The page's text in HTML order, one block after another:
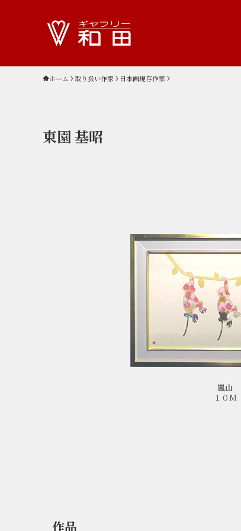
ホーム 取り扱い作家 日本画現存作家
東園 基昭
嵐山
１０M
作品